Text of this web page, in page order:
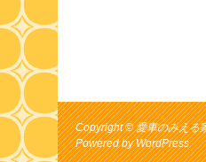
Copyright © 愛車のみえる
Powered byWordPress